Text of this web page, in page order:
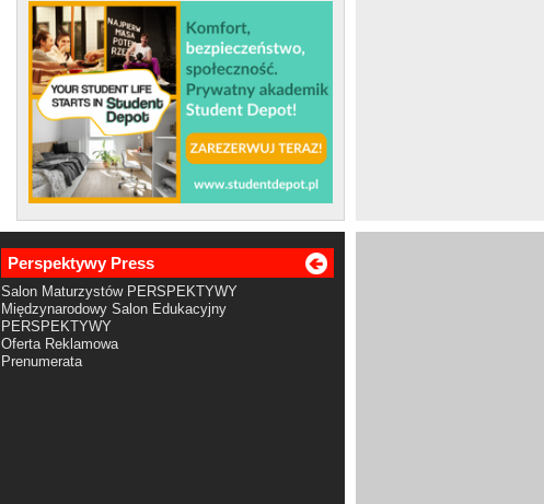
Perspektywy Press
Salon Maturzystów PERSPEKTYWY
Międzynarodowy Salon Edukacyjny
PERSPEKTYWY
Oferta Reklamowa
Prenumerata